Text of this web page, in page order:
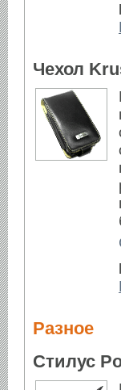
Чехол
Разное
Стилус